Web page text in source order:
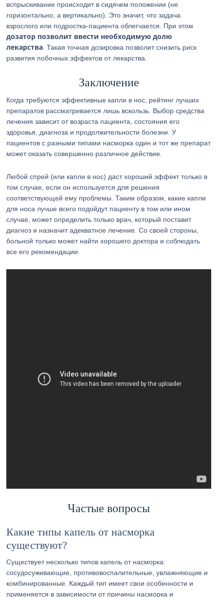
вспрыскивание происходит в сидячем положении (не
горизонтально, а вертикально). Это значит, что задача
взрослого или подростка-пациента облегчается. При этом
дозатор позволит ввести необходимую долю
лекарства . Такая точная дозировка позволит снизить риск
развития побочных эффектов от лекарства.
Заключение
Когда требуются эффективные капли в нос, рейтинг лучших
препаратов рассматривается лишь вскользь. Выбор средства
лечения зависит от возраста пациента, состояния его
здоровья, диагноза и продолжительности болезни. У
пациентов с разными типами насморка один и тот же препарат
может оказать совершенно различное действие.
Любой спрей (или капли в нос) даст хороший эффект только в
том случае, если он используется для решения
соответствующей ему проблемы. Таким образом, какие капли
для носа лучше всего подойдут пациенту в том или ином
случае, может определить только врач, который поставит
диагноз и назначит адекватное лечение. Со своей стороны,
больной только может найти хорошего доктора и соблюдать
все его рекомендации.
Частые вопросы
Какие типы капель от насморка
существуют?
Существует несколько типов капель от насморка:
сосудосуживающие, противовоспалительные, увлажняющие и
комбинированные. Каждый тип имеет свои особенности и
применяется в зависимости от причины насморка и